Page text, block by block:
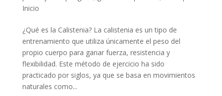
Inicio
¿Qué es la Calistenia? La calistenia es un tipo de
entrenamiento que utiliza únicamente el peso del
propio cuerpo para ganar fuerza, resistencia y
flexibilidad. Este método de ejercicio ha sido
practicado por siglos, ya que se basa en movimientos
naturales como...